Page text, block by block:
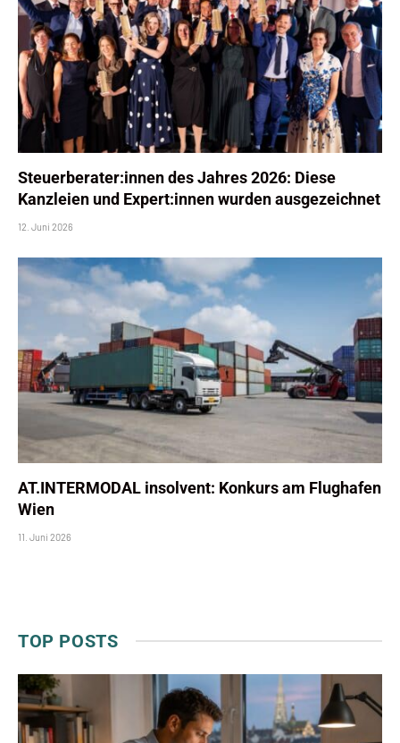
Steuerberater:innen des Jahres 2026: Diese
Kanzleien und Expert:innen wurden ausgezeichnet
12. Juni 2026
AT.INTERMODAL insolvent: Konkurs am Flughafen
Wien
11. Juni 2026
TOP POSTS